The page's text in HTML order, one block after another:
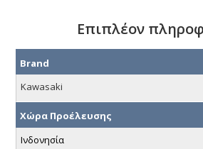
Επιπλέον
Brand
Kawasaki
Χώρα Προέλευσης
Ινδονησία